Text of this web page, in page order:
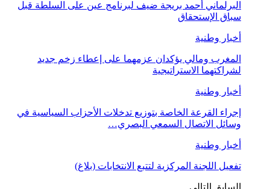
البرلماني أحمد بريجة ضيف لبرنامج عين على السلطة قبل
سباق الإستحقاق
أخبار وطنية
المغرب ومالي يؤكدان عزمهما على إعطاء زخم جديد
لشراكتهما الاستراتيجية
أخبار وطنية
إجراء القرعة الخاصة بتوزيع تدخلات الأحزاب السياسية في
وسائل الاتصال السمعي البصري…
أخبار وطنية
تفعيل اللجنة المركزية لتتبع الانتخابات (بلاغ)
السابق التالي